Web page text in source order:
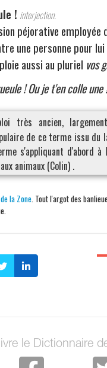
! interjection.
péjorative employée
une personne pour
aussi au pluriel vos
! Ou je t'en colle une !
très ancien,
de ce terme issu du
s'appliquant d'abord à
animaux (Colin) .
la Zone . Tout l'argot des
le Dictionnaire